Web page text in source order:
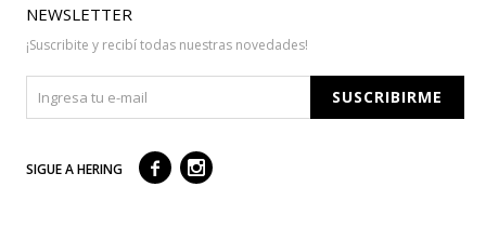
NEWSLETTER
¡Suscribite y recibí todas nuestras novedades!
SUSCRIBIRME
SIGUE A HERING  